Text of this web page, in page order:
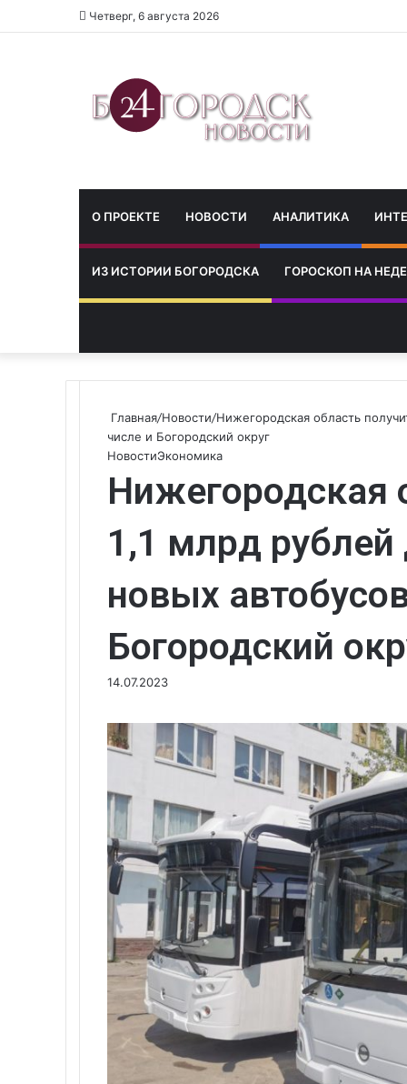
Четверг, 6 августа 2026
О ПРОЕКТЕ НОВОСТИ АНАЛИТИКА
ИЗ ИСТОРИИ БОГОРОДСКА ГОРОСКОП НА
Главная/Новости/Нижегородская область
числе и Богородский округ
НовостиЭкономика
Нижегородская
1,1 млрд рублей
новых
Богородский
14.07.2023
электронную
почту